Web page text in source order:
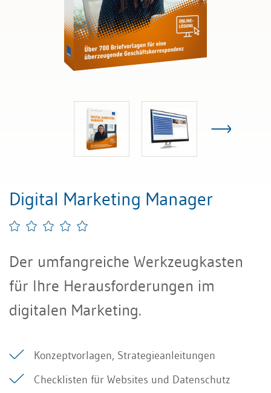
Digital Marketing Manager
Der umfangreiche Werkzeugkasten
für Ihre Herausforderungen im
digitalen Marketing.
Konzeptvorlagen, Strategieanleitungen
Checklisten für Websites und Datenschutz